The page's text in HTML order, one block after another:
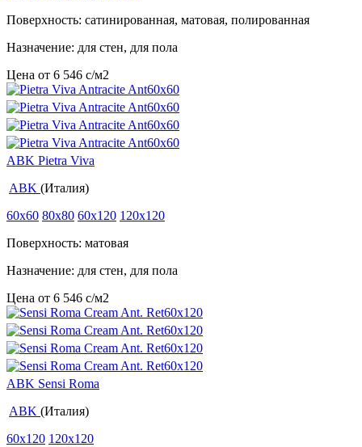
Поверхность: сатинированная, матовая, полированная
Назначение: для стен, для пола
Цена от 6 546 c/м2
ABK Pietra Viva
ABK (Италия)
60x60 80x80 60x120 120x120
Поверхность: матовая
Назначение: для стен, для пола
Цена от 6 546 c/м2
ABK Sensi Roma
ABK (Италия)
60x120 120x120